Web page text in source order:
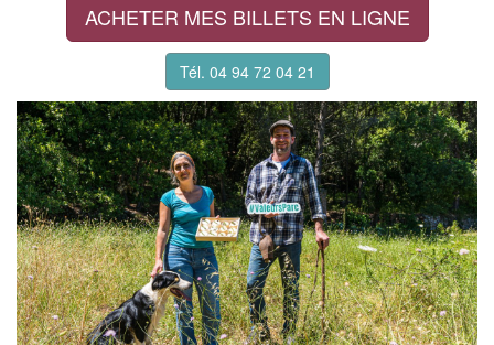
ACHETER MES BILLETS EN LIGNE
Tél. 04 94 72 04 21